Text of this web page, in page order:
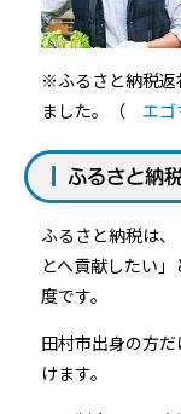
※ふるさと納税返
ました。（ エゴ
ふるさと納
ふるさと納税は
とへ貢献したい
度です。
田村市出身の方
けます。